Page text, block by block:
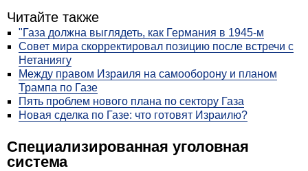
Читайте также
"Газа должна выглядеть, как Германия в 1945-м
Совет мира скорректировал позицию после встречи с
Нетаниягу
Между правом Израиля на самооборону и планом
Трампа по Газе
Пять проблем нового плана по сектору Газа
Новая сделка по Газе: что готовят Израилю?
Специализированная уголовная
система